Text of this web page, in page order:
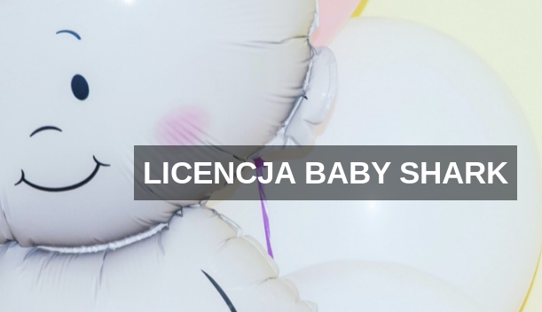
LICENCJA BABY SHARK